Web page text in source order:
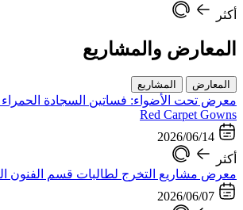
أكثر
المعارض والمشاريع
المعارض المشاريع
Red Carpet Gowns
2026/06/14
أكثر
معرض مشاريع التخرج لطالبات قسم الفنون
2026/06/07